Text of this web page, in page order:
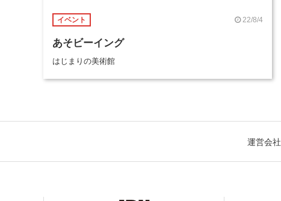
イベント 22/8/4
あそビーイング
はじまりの美術館
運営会社